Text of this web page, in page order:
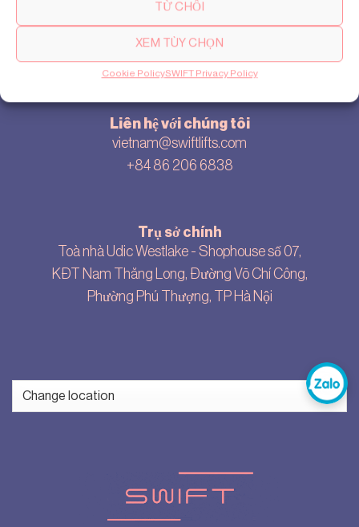
TỪ CHỐI
XEM TÙY CHỌN
Cookie PolicySWIFT Privacy Policy
Privacy policy
Sơ đồ trang web
Liên hệ với chúng tôi
vietnam@swiftlifts.com
+84 86 206 6838
Trụ sở chính
Toà nhà Udic Westlake - Shophouse số 07,
KĐT Nam Thăng Long, Đường Võ Chí Công,
Phường Phú Thượng, TP Hà Nội